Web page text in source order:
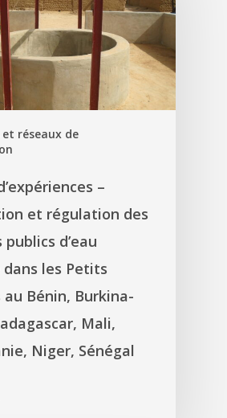
réseaux de
–
et régulation des
publics d’eau
les Petits
au Bénin, Burkina-
Mali,
Niger, Sénégal